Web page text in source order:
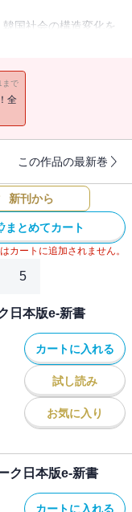
国社会の構造変化を
2013年10月1日号」
まで
全
この作品の最新巻
新刊から
まとめてカート
カートに追加されません。
5
日本版e-新書
カートに入れる
試し読み
お気に入り
ク日本版e-新書
カートに入れる